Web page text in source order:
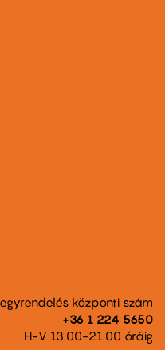
központi szám
+36 1 224 5650
H-V 13.00-21.00 óráig